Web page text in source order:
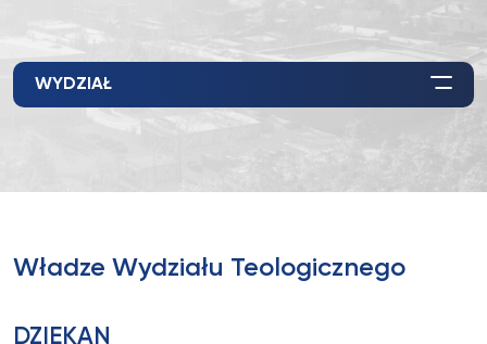
WYDZIAŁ
Władze Wydziału Teologicznego
DZIEKAN